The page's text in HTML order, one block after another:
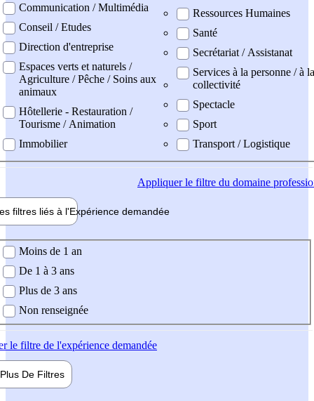
Communication / Multimédia
Conseil / Etudes
Direction d'entreprise
Espaces verts et naturels /
Agriculture / Pêche / Soins aux
animaux
Hôtellerie - Restauration /
Tourisme / Animation
Immobilier
Ressources Humaines
Santé
Secrétariat / Assistanat
Services à la personne / à la
collectivité
Spectacle
Sport
Transport / Logistique
Appliquerle filtre du domaine
filtres liés à l'Expérience demandée
demandée
Moins de 1 an
De 1 à 3 ans
Plus de 3 ans
Non renseignée
le filtre de l'expérience demandée
Plus De Filtres